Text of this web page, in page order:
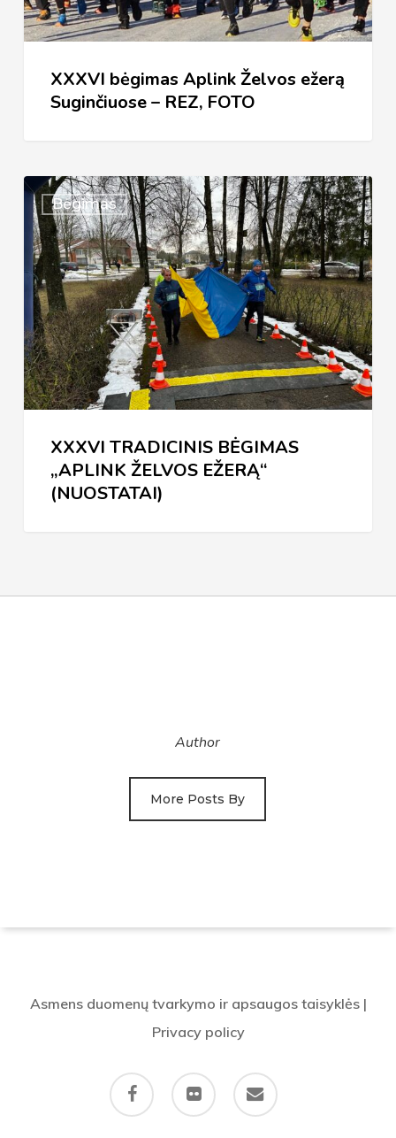
REZ,
FOTO
XXXVI bėgimas Aplink Želvos ežerą
Suginčiuose – REZ, FOTO
Bėgimas
XXXVI
TRADICINIS
BĖGIMAS
„APLINK
ŽELVOS
EŽERĄ“
(NUOSTATAI)
XXXVI TRADICINIS BĖGIMAS
„APLINK ŽELVOS EŽERĄ“
(NUOSTATAI)
Author
More Posts By
Asmens duomenų tvarkymo ir apsaugos taisyklės|
Privacy policy
facebook flickr email